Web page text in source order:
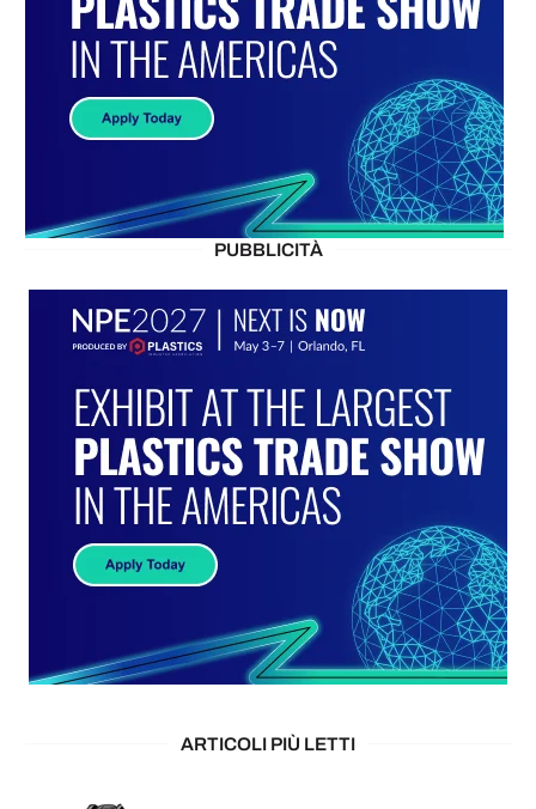
PUBBLICITÀ
ARTICOLI PIÙ LETTI